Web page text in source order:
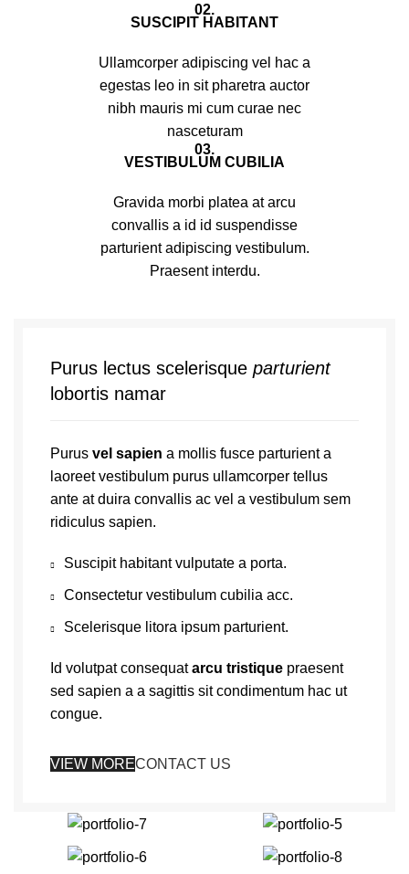
02.
SUSCIPIT HABITANT
Ullamcorper adipiscing vel hac a
egestas leo in sit pharetra auctor
nibh mauris mi cum curae nec
nasceturam
03.
VESTIBULUM CUBILIA
Gravida morbi platea at arcu
convallis a id id suspendisse
parturient adipiscing vestibulum.
Praesent interdu.
Purus lectus scelerisque parturient
lobortis namar
Purus vel sapien a mollis fusce parturient a
laoreet vestibulum purus ullamcorper tellus
ante at duira convallis ac vel a vestibulum sem
ridiculus sapien.
Suscipit habitant vulputate a porta.
Consectetur vestibulum cubilia acc.
Scelerisque litora ipsum parturient.
Id volutpat consequatarcu tristique praesent
sed sapien a a sagittis sit condimentum hac ut
congue.
VIEW MORECONTACT US